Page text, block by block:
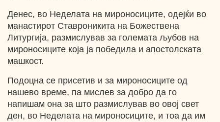
Денес, во Неделата на мироносиците, одејќи во
манастирот Ставроникита на Божествена
Литургија, размислував за големата љубов на
мироносиците која ја победила и апостолската
машкост.
Подоцна се присетив и за мироносиците од
нашево време, па мислев за добро да го
напишам она за што размислував во овој свет
ден, во Неделата на мироносиците, и тоа да им